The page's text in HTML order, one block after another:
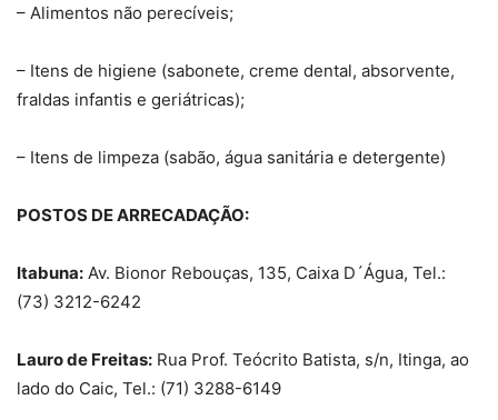
– Alimentos não perecíveis;
– Itens de higiene (sabonete, creme dental, absorvente,
fraldas infantis e geriátricas);
– Itens de limpeza (sabão, água sanitária e detergente)
POSTOS DE ARRECADAÇÃO:
Itabuna: Av. Bionor Rebouças, 135, Caixa D´Água, Tel.:
(73) 3212-6242
Lauro de Freitas: Rua Prof. Teócrito Batista, s/n, Itinga, ao
lado do Caic, Tel.: (71) 3288-6149